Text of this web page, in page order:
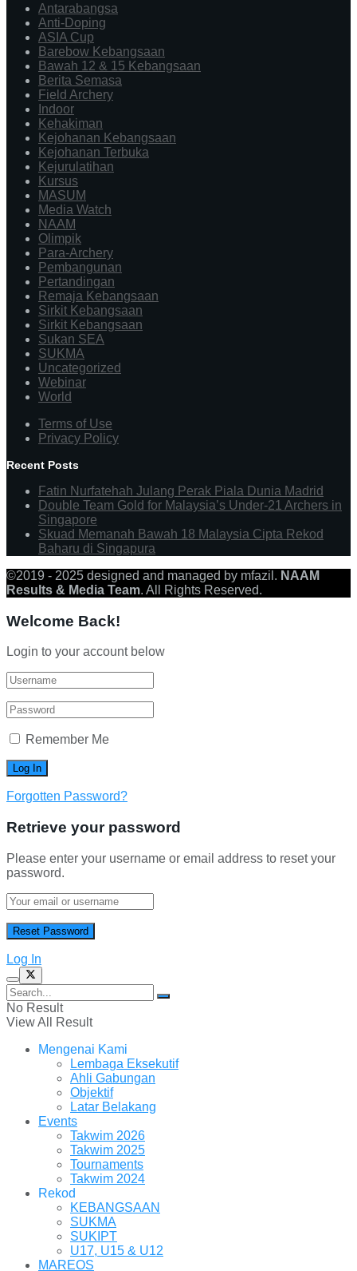
Antarabangsa
Anti-Doping
ASIA Cup
Barebow Kebangsaan
Bawah 12 & 15 Kebangsaan
Berita Semasa
Field Archery
Indoor
Kehakiman
Kejohanan Kebangsaan
Kejohanan Terbuka
Kejurulatihan
Kursus
MASUM
Media Watch
NAAM
Olimpik
Para-Archery
Pembangunan
Pertandingan
Remaja Kebangsaan
Sirkit Kebangsaan
Sirkit Kebangsaan
Sukan SEA
SUKMA
Uncategorized
Webinar
World
Terms of Use
Privacy Policy
Recent Posts
Fatin Nurfatehah Julang Perak Piala Dunia Madrid
Double Team Gold for Malaysia’s Under-21 Archers in
Singapore
Skuad Memanah Bawah 18 Malaysia Cipta Rekod
Baharu di Singapura
©2019 - 2025 designed and managed by mfazil. NAAM
Results & Media Team. All Rights Reserved.
Welcome Back!
Login to your account below
Remember Me
Forgotten Password?
Retrieve your password
Please enter your username or email address to reset your
password.
Log In
No Result
View All Result
Mengenai Kami
Lembaga Eksekutif
Ahli Gabungan
Objektif
Latar Belakang
Events
Takwim 2026
Takwim 2025
Tournaments
Takwim 2024
Rekod
KEBANGSAAN
SUKMA
SUKIPT
U17, U15 & U12
MAREOS